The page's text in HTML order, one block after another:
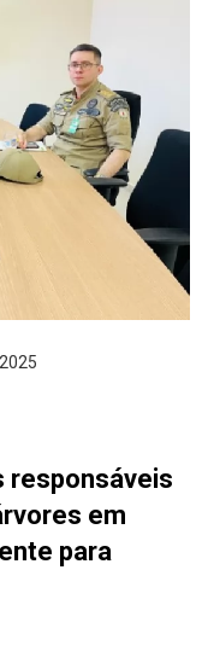
responsáveis
em
para